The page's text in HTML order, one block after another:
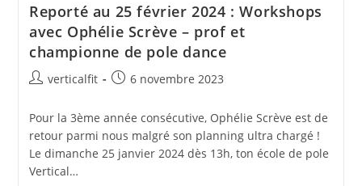
Reporté au 25 février 2024 : Workshops
avec Ophélie Scrève – prof et
championne de pole dance
Auteur/autrice
la
publication :
verticalfit
Publication
6 novembre 2023
Pour la 3ème année consécutive, Ophélie Scrève est de
retour parmi nous malgré son planning ultra chargé !
Le dimanche 25 janvier 2024 dès 13h, ton école de pole
Vertical…